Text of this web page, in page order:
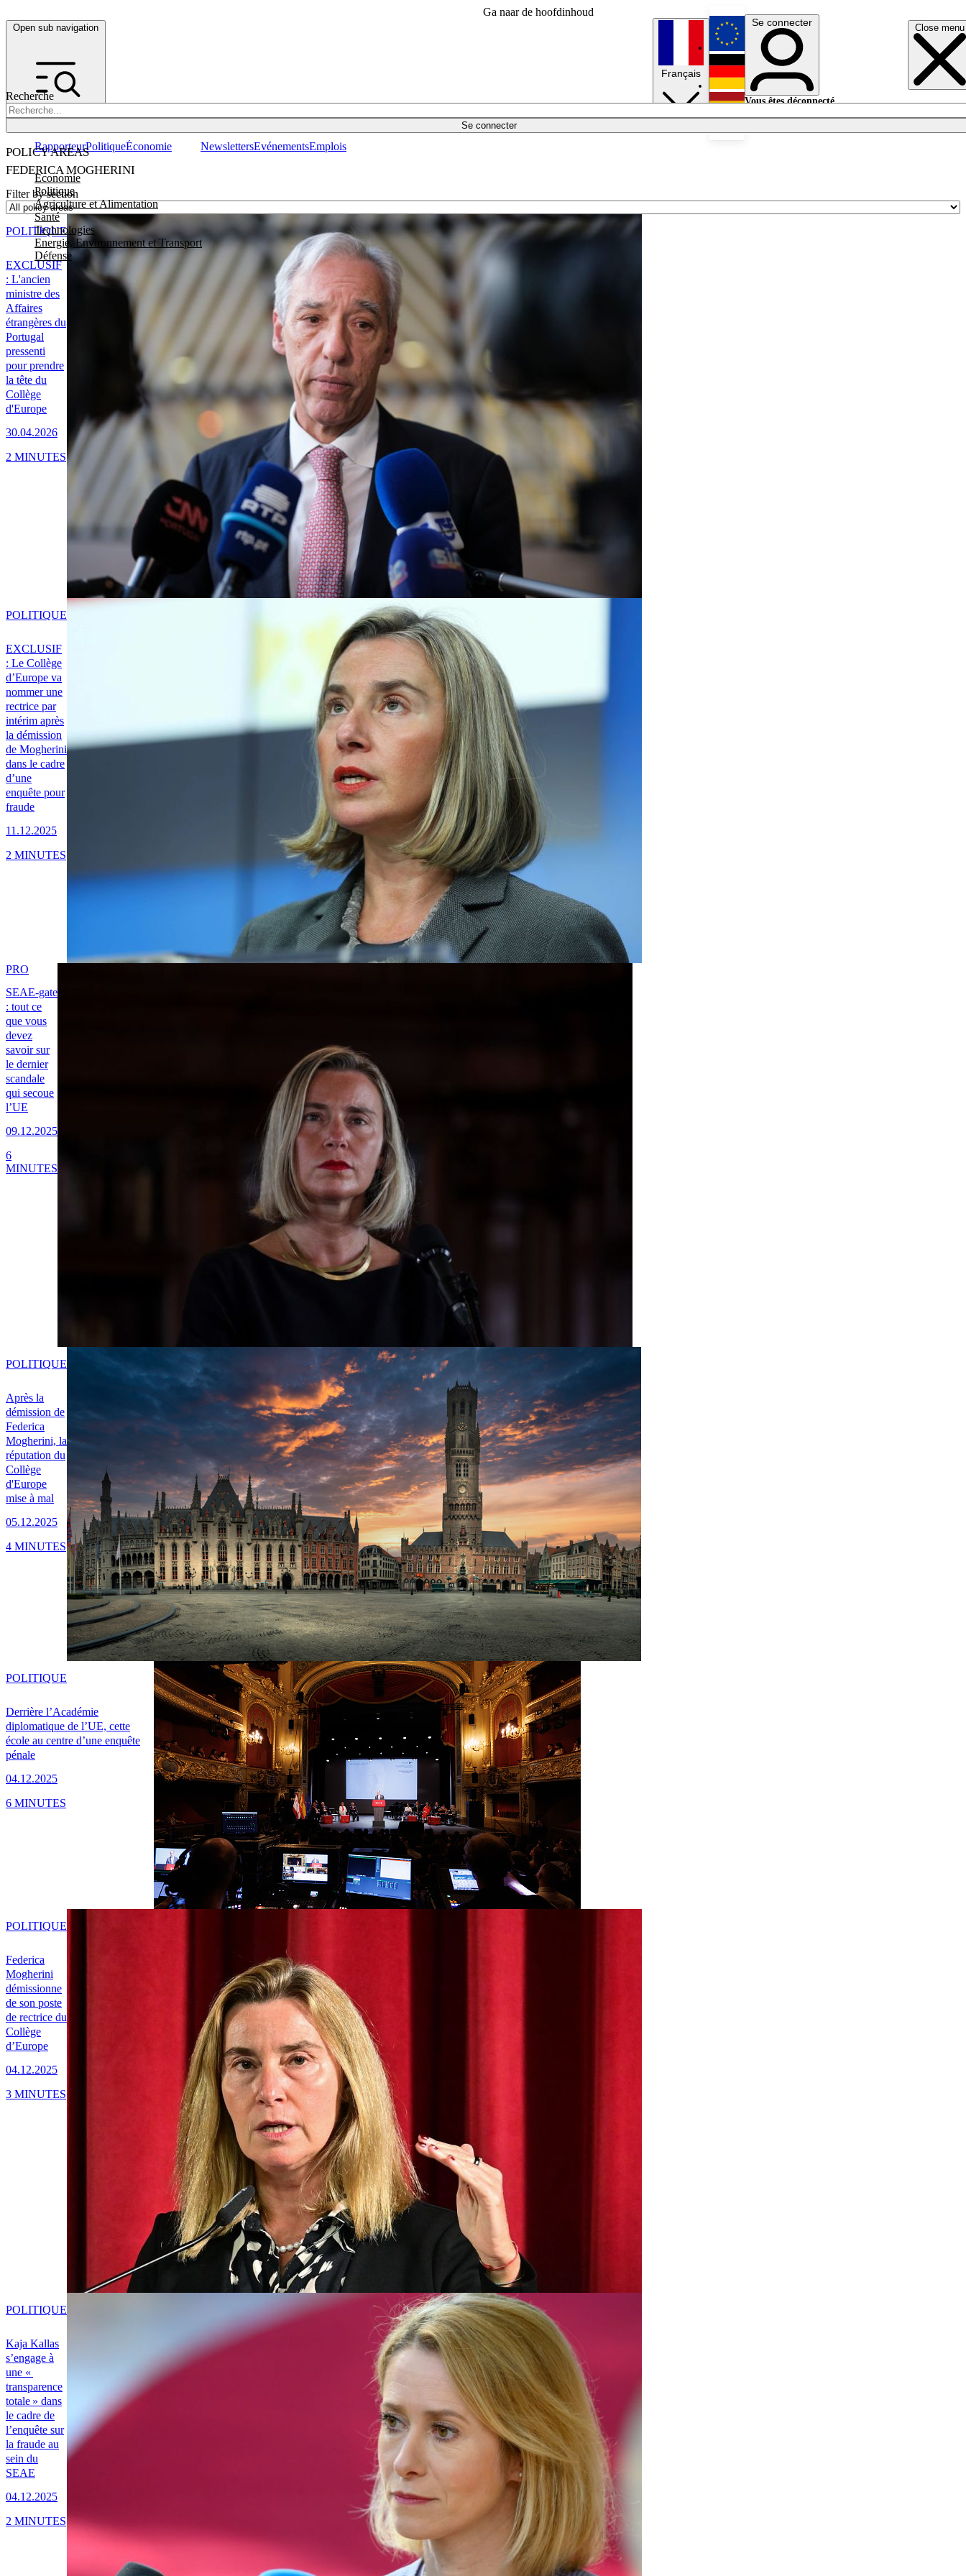
Ga naar de hoofdinhoud
Open sub navigation Close menu
Recherche
Se connecter
POLICY AREAS
Economie
Politique
Agriculture et Alimentation
Santé
Technologies
Energie, Environnement et Transport
Défense
RapporteurPolitiqueÉconomie NewslettersEvénementsEmplois
Français
English
Deutsch
Se connecter
Vous êtes déconnecté.
FEDERICA MOGHERINI
Filter by section
EXCLUSIF
: L'ancien
ministre des
Affaires
étrangères du
Portugal
pressenti
pour prendre
la tête du
Collège
d'Europe
30.04.2026
POLITIQUE
2 MINUTES
EXCLUSIF
: Le Collège
d’Europe va
nommer une
rectrice par
intérim après
la démission
de Mogherini
dans le cadre
d’une
enquête pour
fraude
11.12.2025
POLITIQUE
2 MINUTES
SEAE-gate
: tout ce
que vous
devez
savoir sur
le dernier
scandale
qui secoue
l’UE
09.12.2025
PRO
6
MINUTES
Après la
démission de
Federica
Mogherini, la
réputation du
Collège
d'Europe
mise à mal
05.12.2025
POLITIQUE
4 MINUTES
Derrière l’Académie
diplomatique de l’UE, cette
école au centre d’une enquête
pénale
04.12.2025
POLITIQUE
6 MINUTES
Federica
Mogherini
démissionne
de son poste
de rectrice du
Collège
d’Europe
04.12.2025
POLITIQUE
3 MINUTES
Kaja Kallas
s’engage à
une «
transparence
totale » dans
le cadre de
l’enquête sur
la fraude au
sein du
SEAE
04.12.2025
POLITIQUE
2 MINUTES